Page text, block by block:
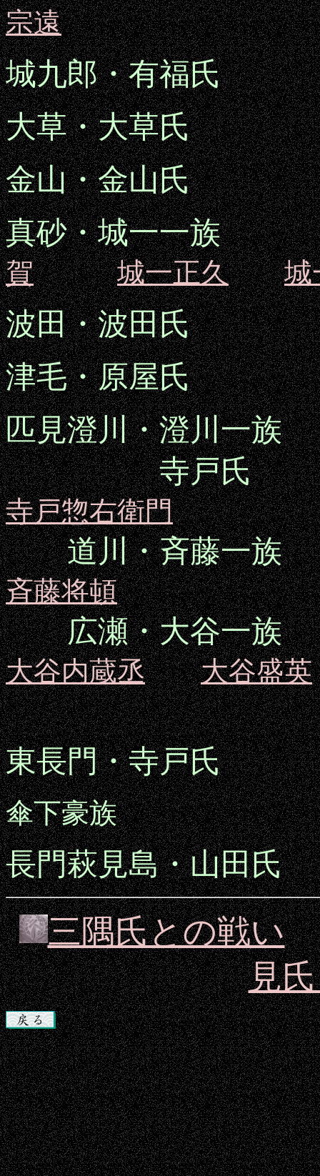
宗遠
城九郎・有福氏
大草・大草氏
金山・金山氏
真砂・城一一族
賀
城一正久 城
波田・波田氏
津毛・原屋氏
匹見澄川・澄川一族
寺戸氏
寺戸惣右衛門
道川・斉藤一族
斉藤将頓
広瀬・大谷一族
大谷内蔵丞 大谷盛英
東長門・寺戸氏
傘下豪族
長門萩見島・山田氏
三隅氏との戦い
見